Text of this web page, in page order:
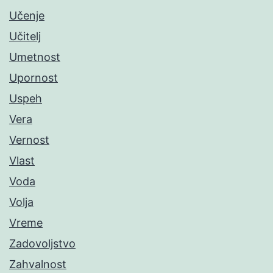
Učenje
Učitelj
Umetnost
Upornost
Uspeh
Vera
Vernost
Vlast
Voda
Volja
Vreme
Zadovoljstvo
Zahvalnost